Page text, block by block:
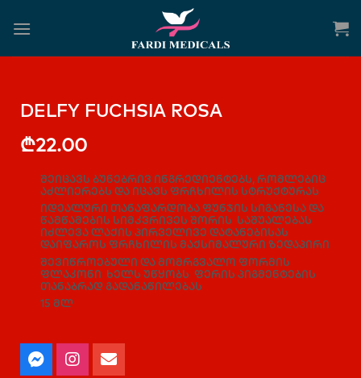
DELFY FUCHSIA ROSA
₾22.00
შეიცავს ბუნებრივ ინგრედიენტებს, რომლებიც
აძლიერებს და იცავს ფრჩხილის სტრუქტურას
იდეალური თანაფარდობა ფუნჯის სიგანესა და
წამწამების სიმკვრივეს შორის საშუალებას
იძლევა ლაქის პირველივე დატანებისას
დაიფაროს ფრჩხილის მაქსიმალური ზედაპირი
შევიწროებული და მომრგვალო ფორმის
ფლაკონი ხელს უწყობს ფერის პიგმენტების
თანაბრად გადანაწილებას
15 მლ